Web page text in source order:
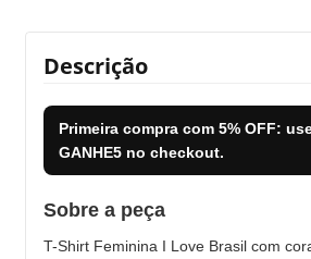
Descrição
Primeira compra com 5% OFF:
GANHE5 no checkout.
Sobre a peça
T-Shirt Feminina I Love Brasil com